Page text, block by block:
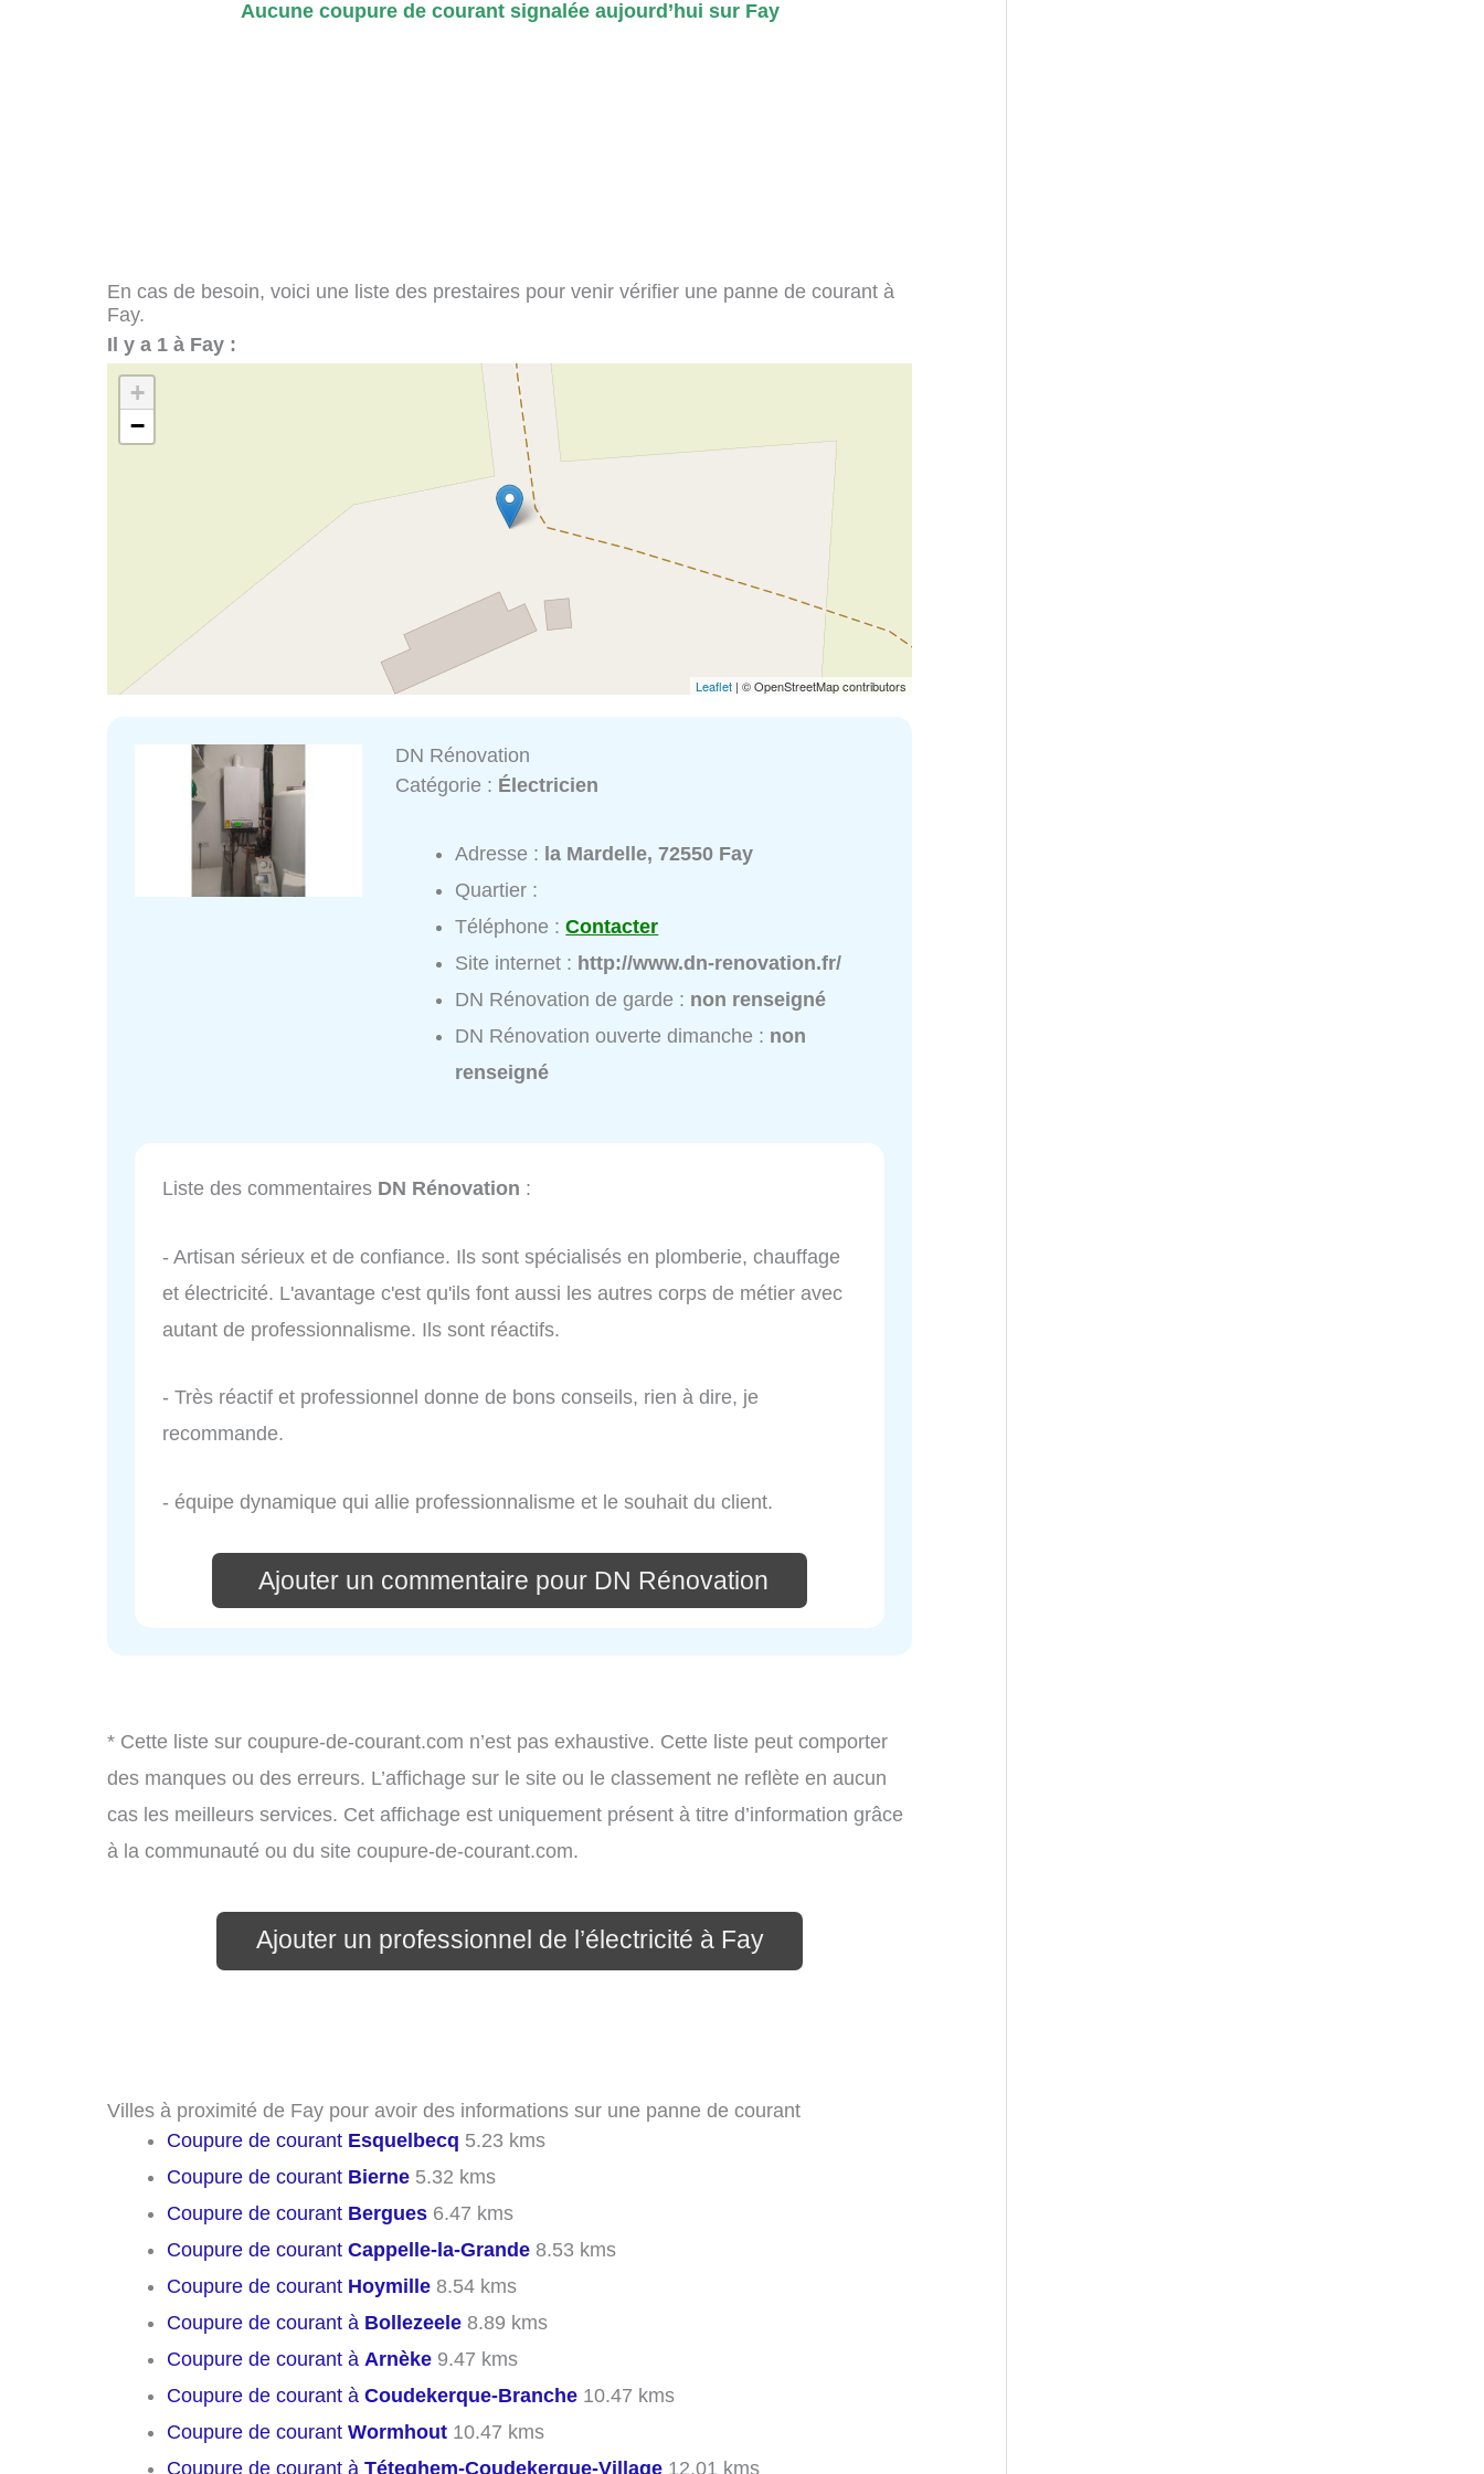
Aucune coupure de courant signalée aujourd’hui sur Fay
En cas de besoin, voici une liste des prestaires pour venir vérifier une panne de courant à
Fay.
Il y a 1 à Fay :
+
−
Leaflet | © OpenStreetMap contributors
DN Rénovation
Catégorie : Électricien
Adresse : la Mardelle, 72550 Fay
Quartier :
Téléphone :Contacter
Site internet : http://www.dn-renovation.fr/
DN Rénovation de garde : non renseigné
DN Rénovation ouverte dimanche : non
renseigné
Liste des commentaires DN Rénovation :
- Artisan sérieux et de confiance. Ils sont spécialisés en plomberie, chauffage
et électricité. L'avantage c'est qu'ils font aussi les autres corps de métier avec
autant de professionnalisme. Ils sont réactifs.
- Très réactif et professionnel donne de bons conseils, rien à dire, je
recommande.
- équipe dynamique qui allie professionnalisme et le souhait du client.
Ajouter un commentaire pour DN Rénovation
* Cette liste sur coupure-de-courant.com n’est pas exhaustive. Cette liste peut comporter
des manques ou des erreurs. L’affichage sur le site ou le classement ne reflète en aucun
cas les meilleurs services. Cet affichage est uniquement présent à titre d’information grâce
à la communauté ou du site coupure-de-courant.com.
Ajouter un professionnel de l’électricité à Fay
Villes à proximité de Fay pour avoir des informations sur une panne de courant
Coupure de courant Esquelbecq 5.23 kms
Coupure de courant Bierne 5.32 kms
Coupure de courant Bergues 6.47 kms
Coupure de courant Cappelle-la-Grande 8.53 kms
Coupure de courant Hoymille 8.54 kms
Coupure de courant à Bollezeele 8.89 kms
Coupure de courant à Arnèke 9.47 kms
Coupure de courant à Coudekerque-Branche 10.47 kms
Coupure de courant Wormhout 10.47 kms
Coupure de courant à Téteghem-Coudekerque-Village 12.01 kms